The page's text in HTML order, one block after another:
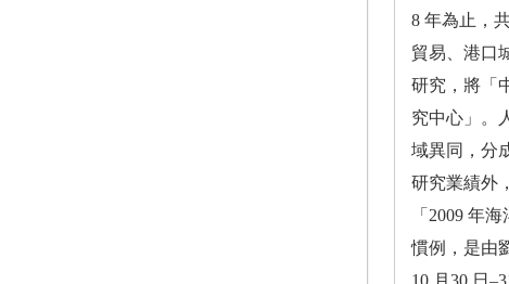
8 年為止，
貿易、港口
研究，將「
究中心」。
域異同，分
研究業績外
「2009 年
慣例，是由
10 月30 日